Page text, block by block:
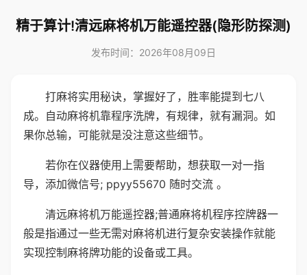
精于算计!清远麻将机万能遥控器(隐形防探测)
发布时间：2026年08月09日
打麻将实用秘诀，掌握好了，胜率能提到七八
成。自动麻将机靠程序洗牌，有规律，就有漏洞。如
果你总输，可能就是没注意这些细节。
若你在仪器使用上需要帮助，想获取一对一指
导，添加微信号; ppyy55670 随时交流 。
清远麻将机万能遥控器;普通麻将机程序控牌器一
般是指通过一些无需对麻将机进行复杂安装操作就能
实现控制麻将牌功能的设备或工具。